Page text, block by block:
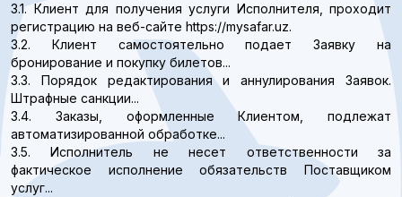
3.1. Клиент для получения услуги Исполнителя, проходит
регистрацию на веб-сайте https://mysafar.uz.
3.2. Клиент самостоятельно подает Заявку на
бронирование и покупку билетов...
3.3. Порядок редактирования и аннулирования Заявок.
Штрафные санкции...
3.4. Заказы, оформленные Клиентом, подлежат
автоматизированной обработке...
3.5. Исполнитель не несет ответственности за
фактическое исполнение обязательств Поставщиком
услуг...